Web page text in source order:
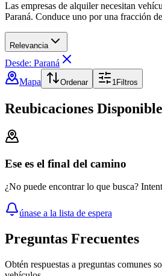
Las empresas de alquiler necesitan
Paraná. Conduce uno por una fracción
Relevancia
Desde: Paraná
Mapa
Ordenar 1Filtros
Reubicaciones
Ese es el final del camino
¿No puede encontrar lo que busca?
únase a la lista de espera
Preguntas Frecuentes
Obtén respuestas a preguntas comunes